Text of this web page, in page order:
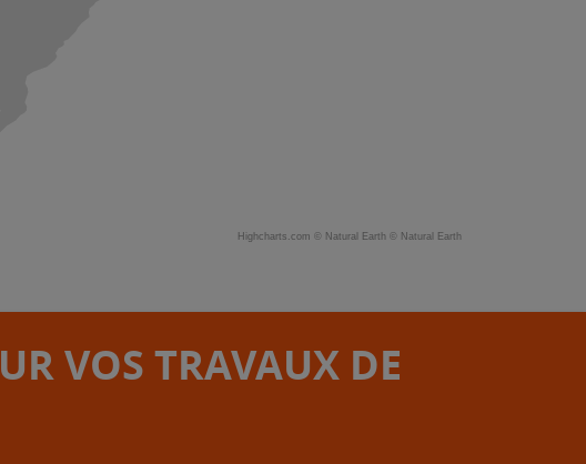
Highcharts.com © Natural Earth © Natural Earth
VOS TRAVAUX DE